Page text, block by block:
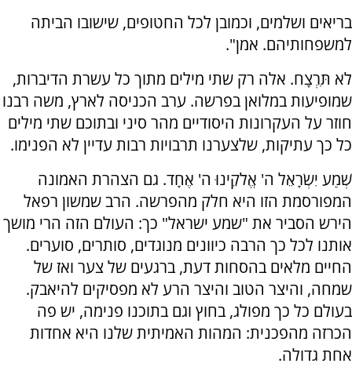
בריאים ושלמים, וכמובן לכל החטופים, שישובו הביתה
למשפחותיהם. אמן".
לֹא תִּרְצָח. אלה רק שתי מילים מתוך כל עשרת הדיברות,
שמופיעות במלואן בפרשה. ערב הכניסה לארץ, משה רבנו
חוזר על העקרונות היסודיים מהר סיני ובתוכם שתי מילים
כל כך עתיקות, שלצערנו תרבויות רבות עדיין לא הפנימו.
שְׁמַע יִשְׂרָאֵל ה' אֱלֹקֵינוּ ה' אֶחָד. גם הצהרת האמונה
המפורסמת הזו היא חלק מהפרשה. הרב שמשון רפאל
הירש הסביר את "שמע ישראל" כך: העולם הזה הרי מושך
אותנו לכל כך הרבה כיוונים מנוגדים, סותרים, סוערים.
החיים מלאים בהסחות דעת, ברגעים של צער ואז של
שמחה, והיצר הטוב והיצר הרע לא מפסיקים להיאבק.
בעולם כל כך מפולג, בחוץ וגם בתוכנו פנימה, יש פה
הכרזה מהפכנית: המהות האמיתית שלנו היא אחדות
אחת גדולה.